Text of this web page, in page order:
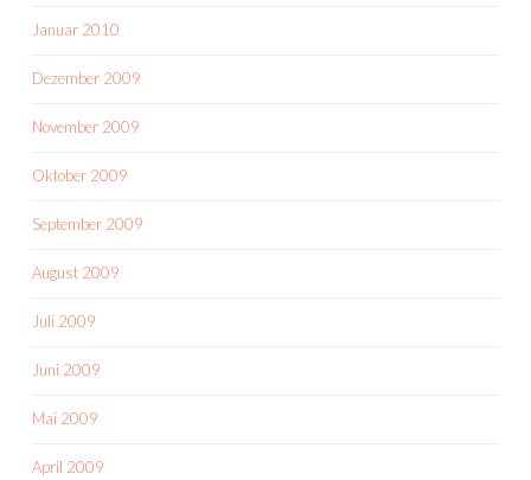
Januar 2010
Dezember 2009
November 2009
Oktober 2009
September 2009
August 2009
Juli 2009
Juni 2009
Mai 2009
April 2009